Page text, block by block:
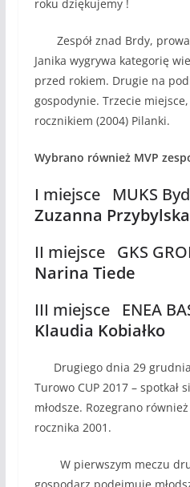
roku dziękujemy !
Zespół znad Brdy,
Janika wygrywa kategorię
przed rokiem. Drugie na
gospodynie. Trzecie
rocznikiem (2004) Pilanki.
Wybrano również MVP
I miejsce MUKS
Zuzanna Przybylska
II miejsce GKS
Narina Tiede
III miejsce ENEA
Klaudia Kobiałko
Drugiego dnia 29 grudnia
Turowo CUP 2017 – spotkał
młodsze. Rozegrano
rocznika 2001.
W pierwszym meczu
gospodarz podejmuje